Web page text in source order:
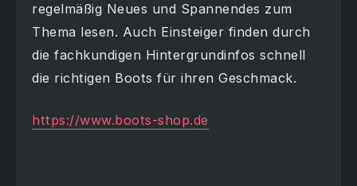
regelmäßig Neues und Spannendes zum
Thema lesen. Auch Einsteiger finden durch
die fachkundigen Hintergrundinfos schnell
die richtigen Boots für ihren Geschmack.
https://www.boots-shop.de